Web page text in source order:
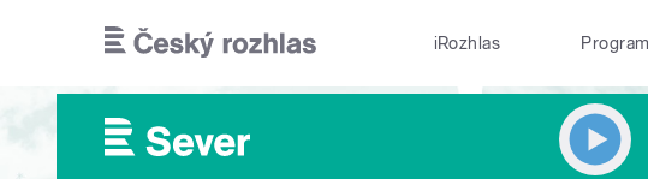
iRozhlas Program